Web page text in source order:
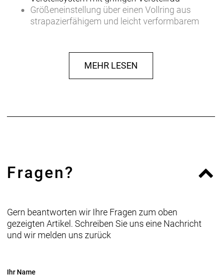
Größeneinstellung über einen Vollring aus
strapazierfähigem und leicht verformbarem
Gute Ventilation durch 8 Luftein- und 9
Luftauslässe, die durch Strömungskanäle
verbunden sind
MEHR LESEN
Fragen?
Gern beantworten wir Ihre Fragen zum oben
gezeigten Artikel. Schreiben Sie uns eine Nachricht
und wir melden uns zurück
Ihr Name